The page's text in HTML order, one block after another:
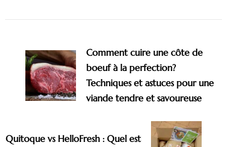
Navigation
Comment cuire une côte de
boeuf à la perfection?
Techniques et astuces pour une
viande tendre et savoureuse
Quitoque vs HelloFresh : Quel est